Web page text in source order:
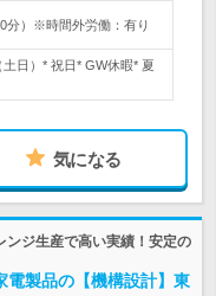
分）※時間外労働：有り
土日）* 祝日* GW休暇* 夏
気になる
ンジ生産で高い実績！安定の
製品の【機構設計】東